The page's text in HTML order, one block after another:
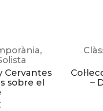
,
Cervantes
sobre el
–